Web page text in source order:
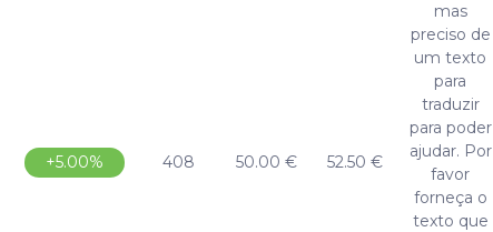
+5.00% 408 50.00 € 52.50 €
mas
preciso de
um texto
para
traduzir
para poder
ajudar. Por
favor
forneça o
texto que